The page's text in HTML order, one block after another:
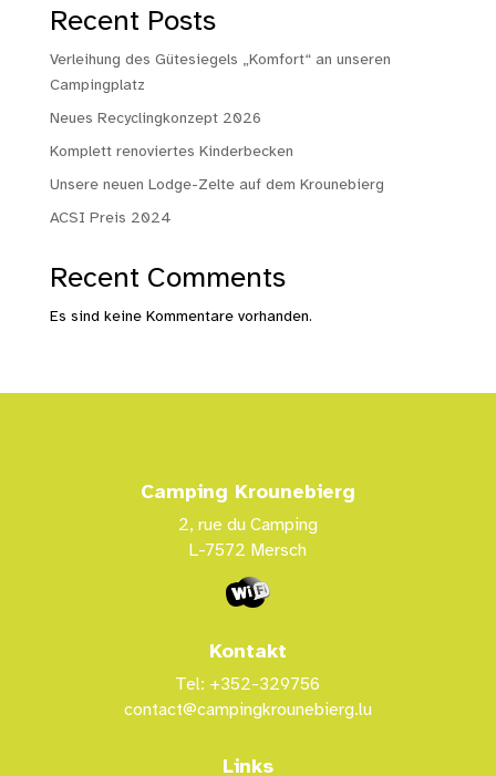
Recent Posts
Verleihung des Gütesiegels „Komfort“ an unseren
Campingplatz
Neues Recyclingkonzept 2026
Komplett renoviertes Kinderbecken
Unsere neuen Lodge-Zelte auf dem Krounebierg
ACSI Preis 2024
Recent Comments
Es sind keine Kommentare vorhanden.
Camping Krounebierg
2, rue du Camping
L-7572 Mersch
Kontakt
Tel: +352-329756
contact@campingkrounebierg.lu
Links